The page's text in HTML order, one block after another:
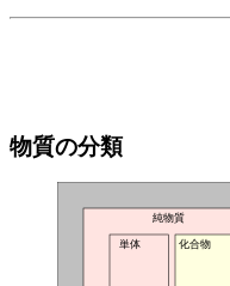
物質の分類
純物質
単体
化合物